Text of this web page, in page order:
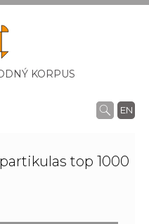
KORPUS
EN
top 1000